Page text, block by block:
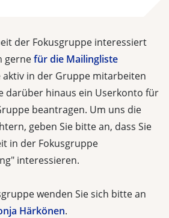
der Fokusgruppe interessiert
gernefür die Mailingliste
aktiv in der Gruppe mitarbeiten
darüber hinaus ein Userkonto für
beantragen. Um uns die
geben Sie bitte an, dass Sie
in der Fokusgruppe
interessieren.
wenden Sie sich bitte an
Härkönen.